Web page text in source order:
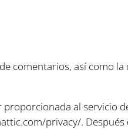
comentarios, así como la
al servicio
privacy/. Después